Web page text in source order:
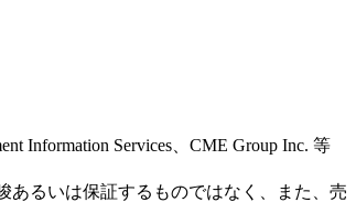
Information Services、CME Group Inc. 等
あるいは保証するものではなく、また、売